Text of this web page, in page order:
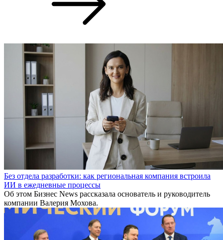
Без отдела разработки: как региональная компания встроила
ИИ в ежедневные процессы
Об этом Бизнес News рассказала основатель и руководитель
компании Валерия Мохова.